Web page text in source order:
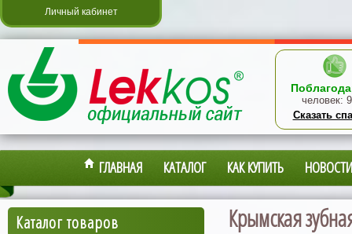
Личный кабинет
человек:
Сказать
ГЛАВНАЯ КАТАЛОГ КАК КУПИТЬ НОВОСТИ
Каталог товаров Крымская